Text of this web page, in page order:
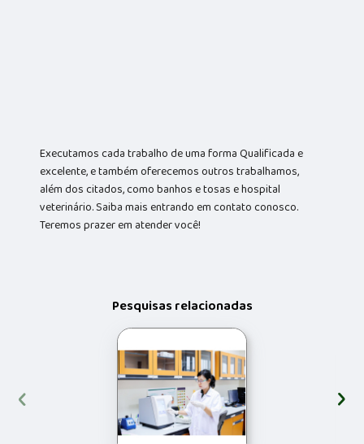
Executamos cada trabalho de uma forma Qualificada e
excelente, e também oferecemos outros trabalhamos,
além dos citados, como banhos e tosas e hospital
veterinário. Saiba mais entrando em contato conosco.
Teremos prazer em atender você!
Pesquisas relacionadas
‹ ›